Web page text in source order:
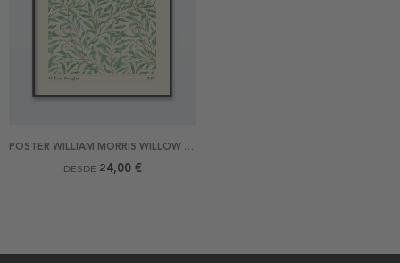
POSTER WILLIAM MORRIS WILLOW BOUGH GREEN
DESDE 24,00 €